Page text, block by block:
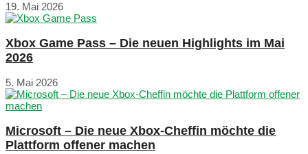
19. Mai 2026
Xbox Game Pass – Die neuen Highlights im Mai
2026
5. Mai 2026
Microsoft – Die neue Xbox-Cheffin möchte die
Plattform offener machen